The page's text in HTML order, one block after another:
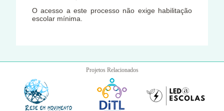
O acesso a este processo não exige habilitação
escolar mínima.
Projetos Relacionados